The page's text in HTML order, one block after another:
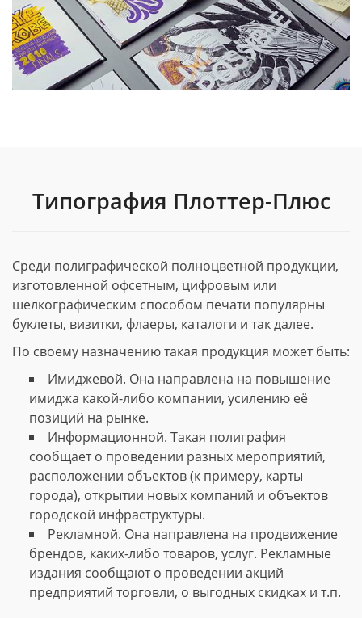
Типография Плоттер-Плюс
Среди полиграфической полноцветной продукции,
изготовленной офсетным, цифровым или
шелкографическим способом печати популярны
буклеты, визитки, флаеры, каталоги и так далее.
По своему назначению такая продукция может быть:
Имиджевой. Она направлена на повышение
имиджа какой-либо компании, усилению её
позиций на рынке.
Информационной. Такая полиграфия
сообщает о проведении разных мероприятий,
расположении объектов (к примеру, карты
города), открытии новых компаний и объектов
городской инфраструктуры.
Рекламной. Она направлена на продвижение
брендов, каких-либо товаров, услуг. Рекламные
издания сообщают о проведении акций
предприятий торговли, о выгодных скидках и т.п.